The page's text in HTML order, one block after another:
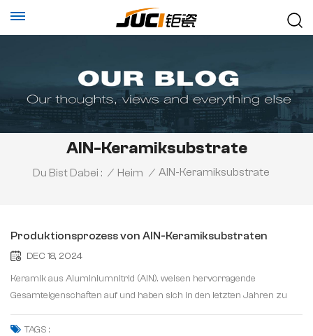
AlN-Keramiksubstrate
Du Bist Dabei : / Heim / AlN-Keramiksubstrate
Produktionsprozess von AlN-Keramiksubstraten
DEC 18, 2024
Keramik aus Aluminiumnitrid (AlN). weisen hervorragende
Gesamteigenschaften auf und haben sich in den letzten Jahren zu
einem umfassend erforschten Hochleistungskeramikmaterial der
nächsten Generation entwickelt. Es verfügt über eine hohe
TAGS :